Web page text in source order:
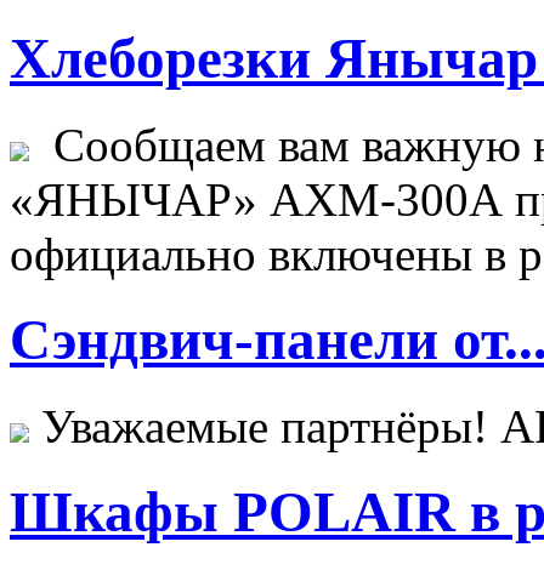
Хлеборезки Янычар
Сообщаем вам важную
«ЯНЫЧАР» АХМ-300А
официально включены в
Сэндвич-панели
Уважаемые
Шкафы POLAIR в